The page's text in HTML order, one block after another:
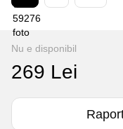
Nu e disponibil
269 Lei